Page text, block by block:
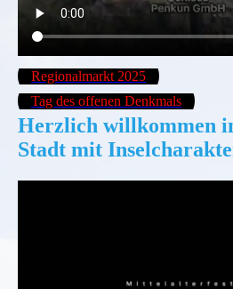
Regionalmarkt 2025
Tag des offenen Denkmals
Herzlich willkommen
Stadt mit